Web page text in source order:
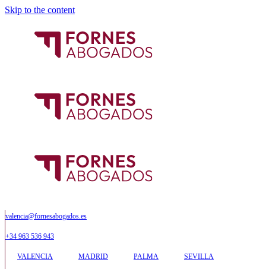
Skip to the content
valencia@fornesabogados.es
+34 963 536 943
VALENCIA MADRID PALMA SEVILLA